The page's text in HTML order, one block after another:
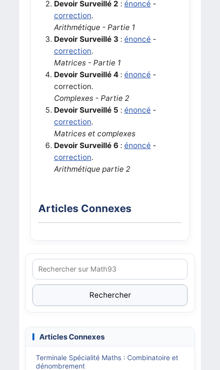
Devoir Surveillé 2 : énoncé -
correction.
Arithmétique - Partie 1
Devoir Surveillé 3: énoncé -
correction.
Matrices - Partie 1
Devoir Surveillé 4: énoncé -
correction.
Complexes - Partie 2
Devoir Surveillé 5 : énoncé -
correction.
Matrices et complexes
Devoir Surveillé 6: énoncé -
correction.
Arithmétique partie 2
Articles Connexes
Rechercher
Articles Connexes
Terminale Spécialité Maths : Combinatoire et
dénombrement